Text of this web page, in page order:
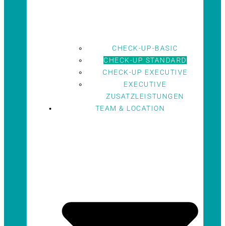
CHECK-UP-BASIC
CHECK-UP STANDARD
CHECK-UP EXECUTIVE
EXECUTIVE
ZUSATZLEISTUNGEN
TEAM & LOCATION